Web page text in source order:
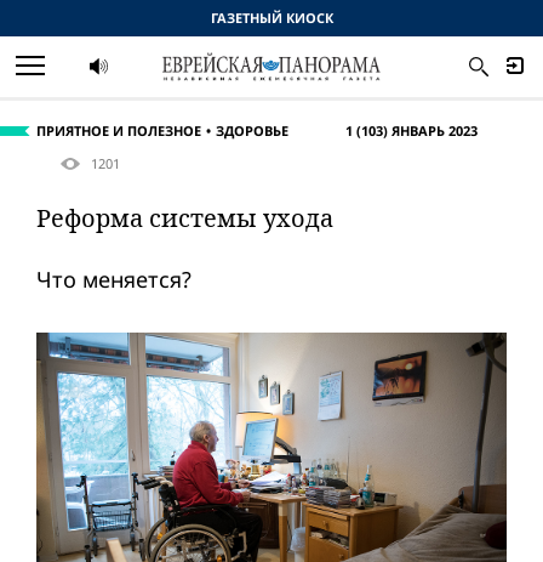
ПРИЯТНОЕ И ПОЛЕЗНОЕ ЗДОРОВЬЕ
1 (103) ЯНВАРЬ 2023
1201
Реформа системы ухода
Что меняется?
ГАЗЕТНЫЙ КИОСК